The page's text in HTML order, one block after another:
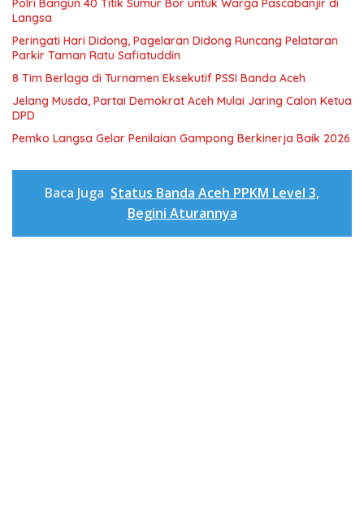
Langsa
Peringati Hari Didong, Pagelaran Didong Runcang Pelataran
Parkir Taman Ratu Safiatuddin
8 Tim Berlaga di Turnamen Eksekutif PSSI Banda Aceh
Jelang Musda, Partai Demokrat Aceh Mulai Jaring Calon Ketua
DPD
Pemko Langsa Gelar Penilaian Gampong Berkinerja Baik 2026
Baca Juga Status Banda Aceh PPKM Level 3,
Begini Aturannya